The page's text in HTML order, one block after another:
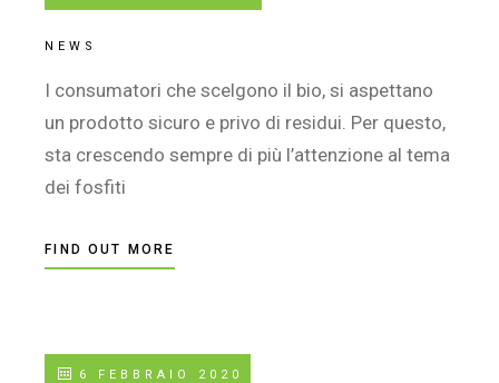
NEWS
I consumatori che scelgono il bio, si aspettano
un prodotto sicuro e privo di residui. Per questo,
sta crescendo sempre di più l’attenzione al tema
dei fosfiti
FIND OUT MORE
6 FEBBRAIO 2020